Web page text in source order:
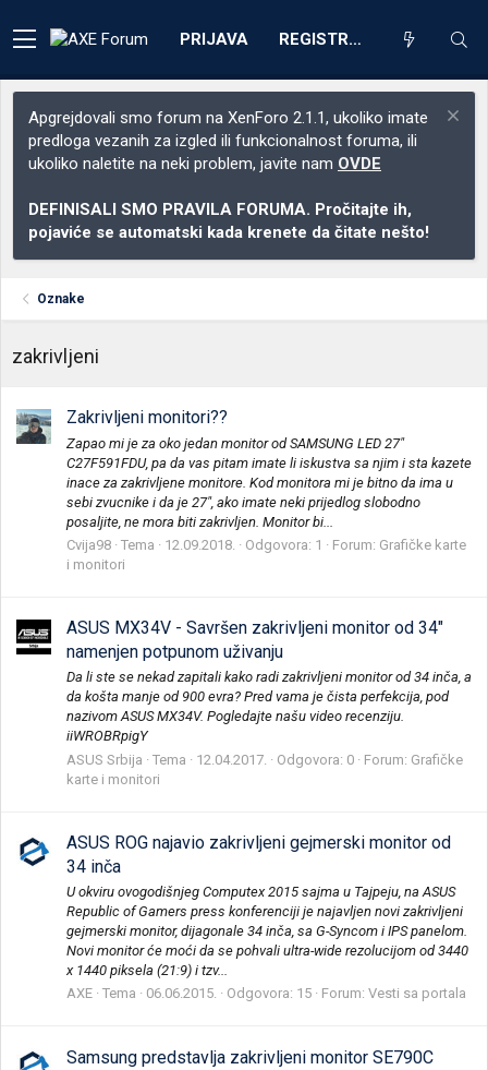
PRIJAVA REGISTRACIJA
Apgrejdovali smo forum na XenForo 2.1.1, ukoliko imate
predloga vezanih za izgled ili funkcionalnost foruma, ili
ukoliko naletite na neki problem, javite nam OVDE
DEFINISALI SMO PRAVILA FORUMA. Pročitajte ih,
pojaviće se automatski kada krenete da čitate nešto!
Oznake
zakrivljeni
Zakrivljeni monitori??
Zapao mi je za oko jedan monitor od SAMSUNG LED 27"
C27F591FDU, pa da vas pitam imate li iskustva sa njim i sta kazete
inace za zakrivljene monitore. Kod monitora mi je bitno da ima u
sebi zvucnike i da je 27", ako imate neki prijedlog slobodno
posaljite, ne mora biti zakrivljen. Monitor bi...
Cvija98 Tema 12.09.2018. Odgovora: 1 Forum: Grafičke karte
i monitori
ASUS MX34V - Savršen zakrivljeni monitor od 34"
namenjen potpunom uživanju
Da li ste se nekad zapitali kako radi zakrivljeni monitor od 34 inča, a
da košta manje od 900 evra? Pred vama je čista perfekcija, pod
nazivom ASUS MX34V. Pogledajte našu video recenziju.
iiWROBRpigY
ASUS Srbija
Tema 12.04.2017. Odgovora: 0 Forum: Grafičke
karte i monitori
ASUS ROG najavio zakrivljeni gejmerski monitor od
34 inča
U okviru ovogodišnjeg Computex 2015 sajma u Tajpeju, na ASUS
Republic of Gamers press konferenciji je najavljen novi zakrivljeni
gejmerski monitor, dijagonale 34 inča, sa G-Syncom i IPS panelom.
Novi monitor će moći da se pohvali ultra-wide rezolucijom od 3440
x 1440 piksela (21:9) i tzv...
AXE Tema 06.06.2015. Odgovora: 15 Forum: Vesti sa portala
Samsung predstavlja zakrivljeni monitor SE790C